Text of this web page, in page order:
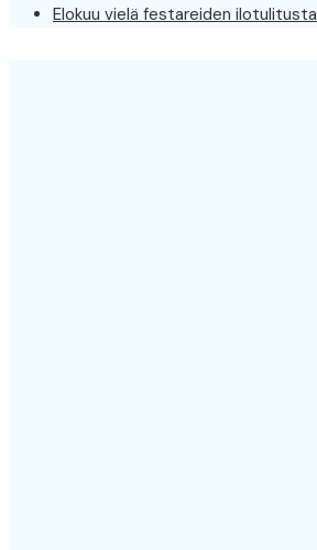
Elokuu vielä festareiden ilotulitusta